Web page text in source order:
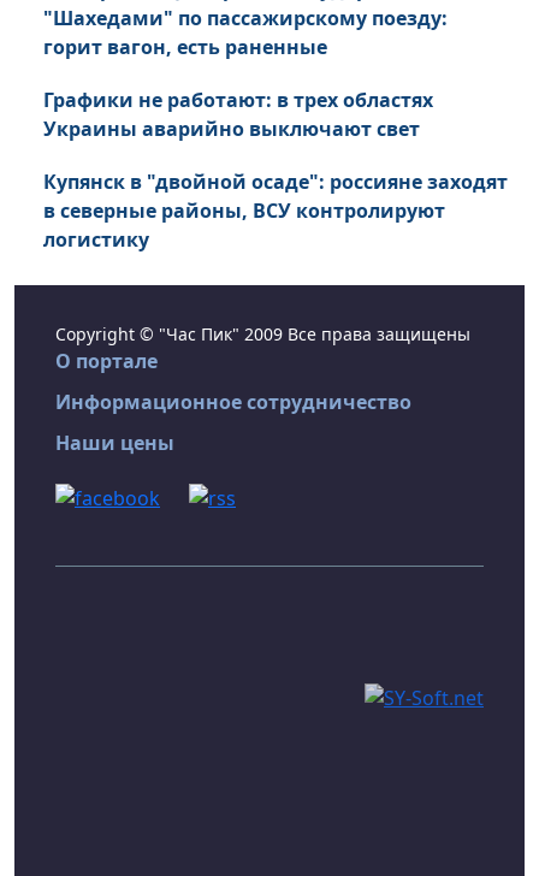
"Шахедами" по пассажирскому поезду:
горит вагон, есть раненные
Графики не работают: в трех областях
Украины аварийно выключают свет
Купянск в "двойной осаде": россияне заходят
в северные районы, ВСУ контролируют
логистику
Copyright © "Час Пик" 2009 Все права защищены
О портале
Информационное сотрудничество
Наши цены